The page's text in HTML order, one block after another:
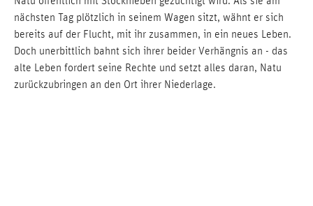
nächsten Tag plötzlich in seinem Wagen sitzt, wähnt er sich
bereits auf der Flucht, mit ihr zusammen, in ein neues Leben.
Doch unerbittlich bahnt sich ihrer beider Verhängnis an - das
alte Leben fordert seine Rechte und setzt alles daran, Natu
zurückzubringen an den Ort ihrer Niederlage.